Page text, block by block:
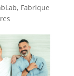
, Fabrique